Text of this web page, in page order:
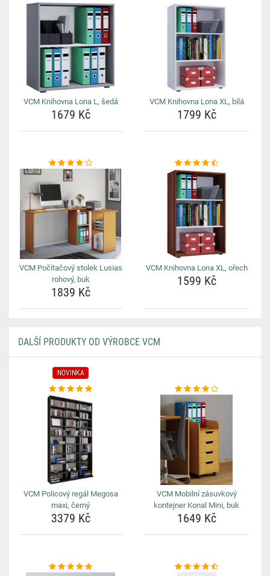
VCM Knihovna Lona L, šedá
1679 Kč
VCM Knihovna Lona XL, bílá
1799 Kč
VCM Počítačový stolek Lusias
rohový, buk
1839 Kč
VCM Knihovna Lona XL, ořech
1599 Kč
DALŠÍ PRODUKTY OD VÝROBCE VCM
NOVINKA
VCM Policový regál Megosa
maxi, černý
3379 Kč
VCM Mobilní zásuvkový
kontejner Konal Mini, buk
1649 Kč